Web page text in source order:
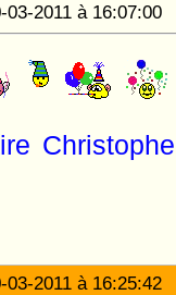
03-2011 à
03-2011 à